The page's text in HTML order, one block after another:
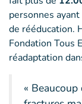
personnes
de rééducation.
Fondation Tous
réadaptation
«